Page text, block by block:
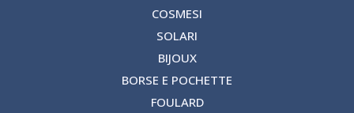
COSMESI
SOLARI
BIJOUX
BORSE E POCHETTE
FOULARD